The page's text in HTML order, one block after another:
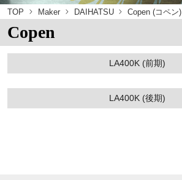
TOP Maker DAIHATSU Copen (コペン)
Copen
LA400K (前期)
LA400K (後期)